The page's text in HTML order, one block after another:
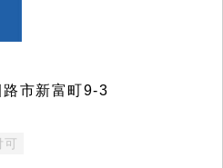
市新富町9-3
可